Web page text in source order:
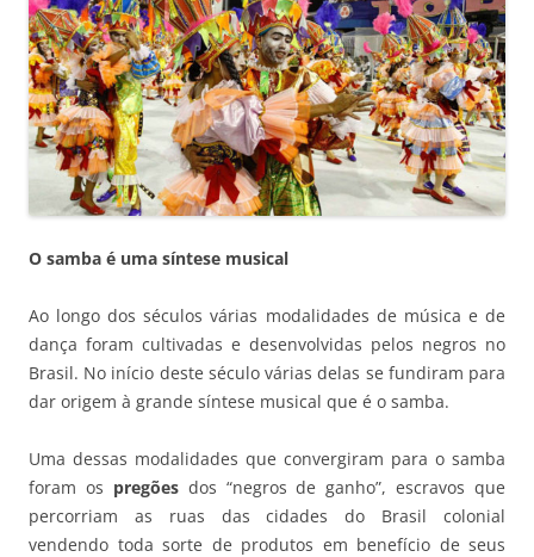
O samba é uma síntese musical
Ao longo dos séculos várias modalidades de música e de
dança foram cultivadas e desenvolvidas pelos negros no
Brasil. No início deste século várias delas se fundiram para
dar origem à grande síntese musical que é o samba.
Uma dessas modalidades que convergiram para o samba
foram os pregõesdos “negros de ganho”, escravos que
percorriam as ruas das cidades do Brasil colonial
vendendo toda sorte de produtos em benefício de seus